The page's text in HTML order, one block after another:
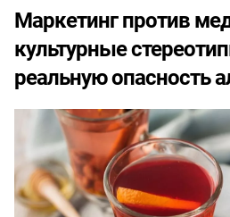
Маркетинг против
культурные
реальную опасность